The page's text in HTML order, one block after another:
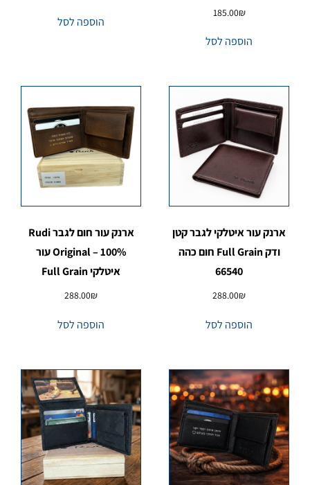
185.00₪
הוספה לסל
הוספה לסל
ארנק עור איטלקי לגבר קטן
ודק Full Grain חום כהה
66540
288.00₪
הוספה לסל
ארנק עור חום לגבר Rudi
Original – 100% עור
איטלקי Full Grain
288.00₪
הוספה לסל